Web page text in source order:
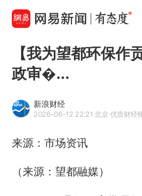
【我为望都环保作
政审�...
新浪财经
2026-06-12 22:21·北京·优质财经领
来源：市场资讯
（来源：望都融媒）